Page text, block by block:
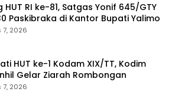
HUT RI ke-81, Satgas Yonif 645/GTY
Paskibraka di Kantor Bupati Yalimo
7, 2026
HUT ke-1 Kodam XIX/TT, Kodim
Gelar Ziarah Rombongan
7, 2026